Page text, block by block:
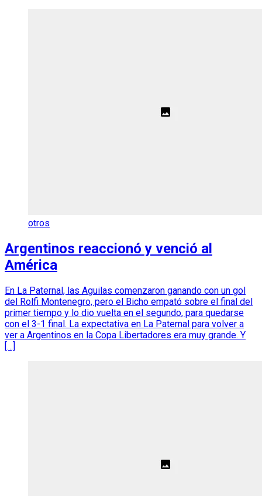
otros
Argentinos reaccionó y venció al
América
En La Paternal, las Aguilas comenzaron ganando con un gol
del Rolfi Montenegro, pero el Bicho empató sobre el final del
primer tiempo y lo dio vuelta en el segundo, para quedarse
con el 3-1 final. La expectativa en La Paternal para volver a
ver a Argentinos en la Copa Libertadores era muy grande. Y
[…]